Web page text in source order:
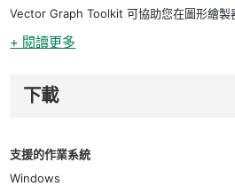
Vector Graph Toolkit 可協助您在圖形繪製
+ 閱讀更多
下載
支援的作業系統
Windows